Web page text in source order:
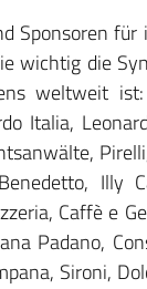
Sponsoren
wichtig die
weltweit ist:
Italia,
Illy
Caffè e
Padano,
Sironi,